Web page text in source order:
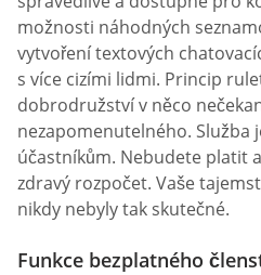
možnosti náhodných
vytvoření textových
s více cizími lidmi. Princip
dobrodružství v něco
nezapomenutelného. Služba
účastníkům. Nebudete platit
zdravý rozpočet. Vaše
nikdy nebyly tak skutečné.
Funkce bezplatného